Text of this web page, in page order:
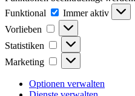
Funktional
Funktional
Immer aktiv
Vorlieben
Vorlieben
Statistiken Statistiken
Marketing Marketing
Optionen verwalten